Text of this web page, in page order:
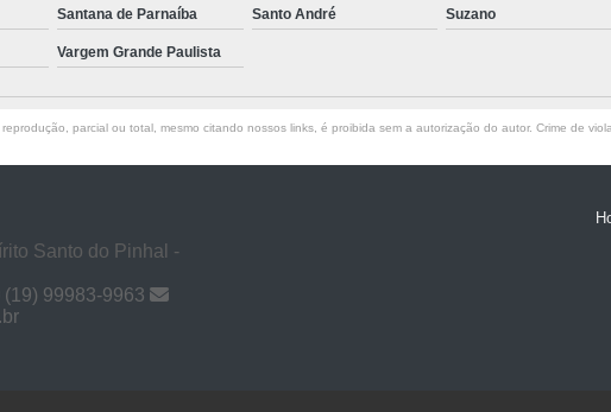
Santana de Parnaíba Santo André Suzano
Vargem Grande Paulista
parcial ou total, mesmo citando nossos links, é proibida sem a autorização do autor. Crime de
Santo do Pinhal -
(19) 99983-9963